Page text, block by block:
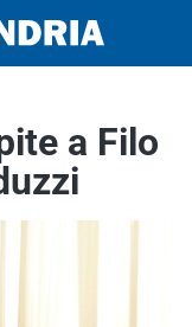
a Filo